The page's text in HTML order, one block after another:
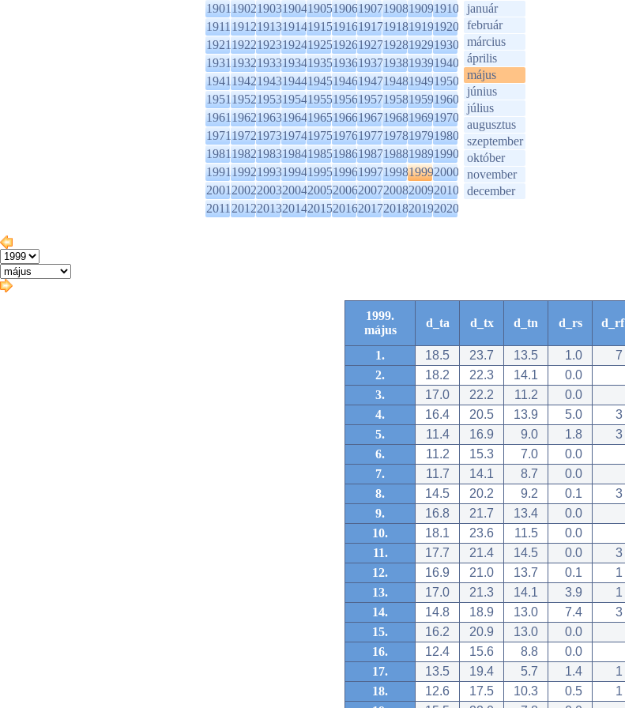
1901190219031904190519061907190819091910
1911191219131914191519161917191819191920
1921192219231924192519261927192819291930
1931193219331934193519361937193819391940
1941194219431944194519461947194819491950
1951195219531954195519561957195819591960
1961196219631964196519661967196819691970
1971197219731974197519761977197819791980
1981198219831984198519861987198819891990
1991199219931994199519961997199819992000
2001200220032004200520062007200820092010
2011201220132014201520162017201820192020
január
február
március
április
május
június
július
augusztus
szeptember
október
november
december
1999.
május
d_ta d_tx d_tn d_rs d_rf
1. 18.5 23.7 13.5 1.0 7
2.
18.2 22.3 14.1 0.0
3.
17.0 22.2 11.2 0.0
4.
16.4 20.5 13.9 5.0 3
5.
11.4 16.9 9.0 1.8 3
6.
11.2 15.3 7.0 0.0
7.
11.7 14.1 8.7 0.0
8.
14.5 20.2 9.2 0.1 3
9.
16.8 21.7 13.4 0.0
10.
18.1 23.6 11.5 0.0
11.
17.7 21.4 14.5 0.0 3
12.
16.9 21.0 13.7 0.1 1
13.
17.0 21.3 14.1 3.9 1
14.
14.8 18.9 13.0 7.4 3
15.
16.2 20.9 13.0 0.0
16.
12.4 15.6 8.8 0.0
17.
13.5 19.4 5.7 1.4 1
18.
12.6 17.5 10.3 0.5 1